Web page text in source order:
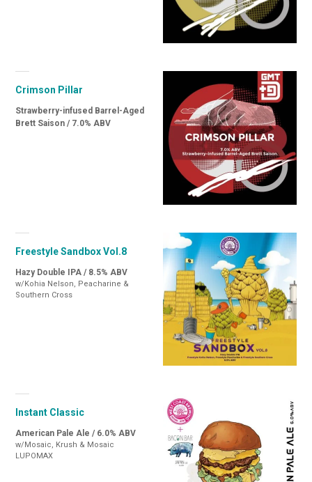
Crimson Pillar
Strawberry-infused Barrel-Aged
Brett Saison / 7.0% ABV
Freestyle Sandbox Vol.8
Hazy Double IPA / 8.5% ABV
w/Kohia Nelson, Peacharine &
Southern Cross
Instant Classic
American Pale Ale / 6.0% ABV
w/Mosaic, Krush & Mosaic
LUPOMAX